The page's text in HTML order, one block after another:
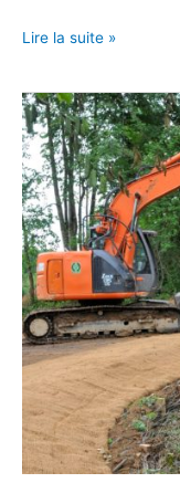
Lire la suite »
[Lancement]
Qualification
Travaux
de
génie
écologique